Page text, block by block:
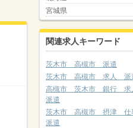
宮城県
関連求人キーワード
茨木市 高槻市 派遣
茨木市 高槻市 求人 派
高槻市 茨木市 銀行
派遣
茨木市 高槻市 摂津
派遣